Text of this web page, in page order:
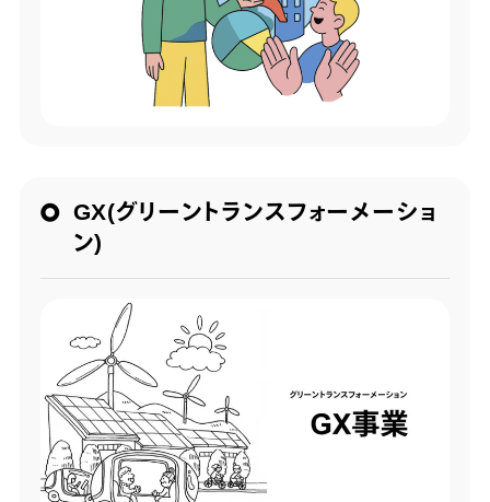
GX(グリーントランスフォーメーショ
ン)